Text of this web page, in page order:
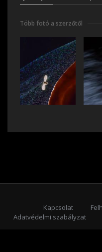
Több fotó a szerzőtől
Kapcsolat
Adatvédelmi szabályzat